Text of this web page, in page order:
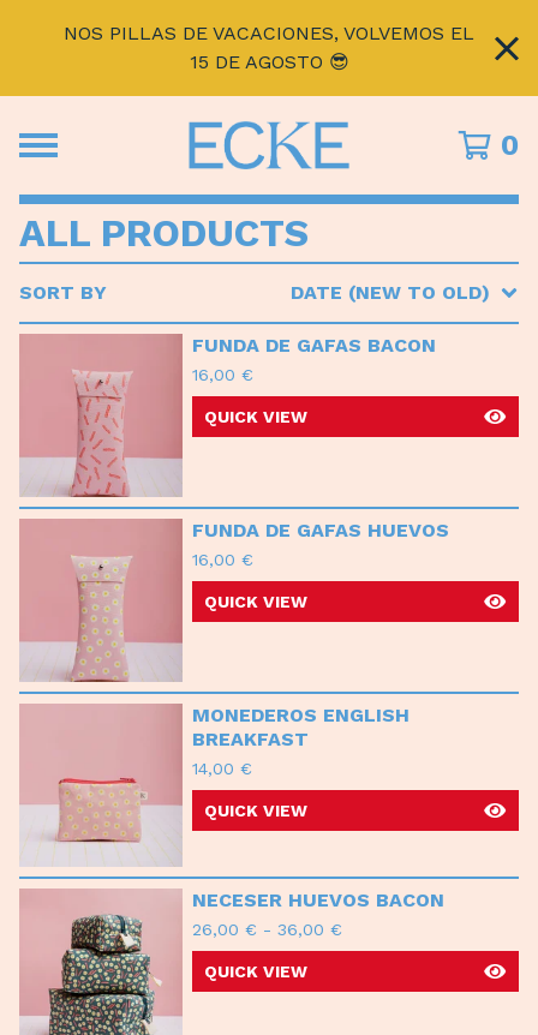
NOS PILLAS DE VACACIONES, VOLVEMOS EL
15 DE AGOSTO 😎
0
ALL PRODUCTS
SORT BY DATE (NEW TO OLD)
FUNDA DE GAFAS BACON
16,00 €
QUICK VIEW
FUNDA DE GAFAS HUEVOS
16,00 €
QUICK VIEW
MONEDEROS ENGLISH
BREAKFAST
14,00 €
QUICK VIEW
NECESER HUEVOS BACON
26,00 € - 36,00 €
QUICK VIEW